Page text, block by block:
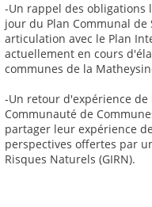
-Un rappel des obligations
jour du Plan Communal de
articulation avec le Plan
actuellement en cours
communes de la
-Un retour d'expérience de
Communauté de
partager leur expérience
perspectives offertes par
Risques Naturels (GIRN).